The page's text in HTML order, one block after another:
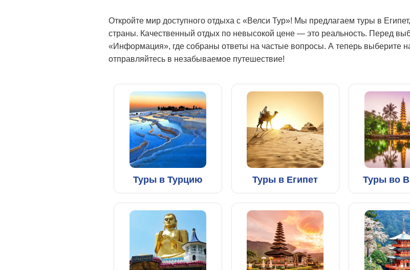
Откройте мир доступного отдыха с «Велси Тур»! Мы предлагаем туры в
страны. Качественный отдых по невысокой цене — это реальность. Перед
«Информация», где собраны ответы на частые вопросы. А теперь выберите
отправляйтесь в незабываемое путешествие!
Туры в Турцию Туры в Египет Туры во